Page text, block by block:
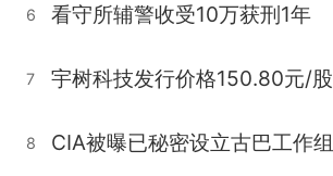
6 看守所辅警收受10万获刑1年
7 宇树科技发行价格150.80元/股
8 CIA被曝已秘密设立古巴工作组